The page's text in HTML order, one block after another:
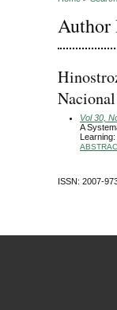
Author
Vol 30,
A
ISSN: 2007-